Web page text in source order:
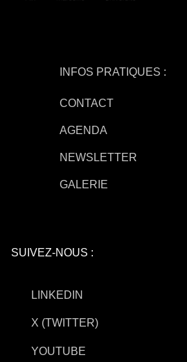
INFOS PRATIQUES :
CONTACT
AGENDA
NEWSLETTER
GALERIE
SUIVEZ-NOUS :
LINKEDIN
X (TWITTER)
YOUTUBE